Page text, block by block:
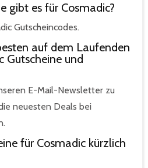
gibt es für Cosmadic?
Gutscheincodes.
auf dem Laufenden
Gutscheine und
E-Mail-Newsletter zu
neuesten Deals bei
für Cosmadic kürzlich